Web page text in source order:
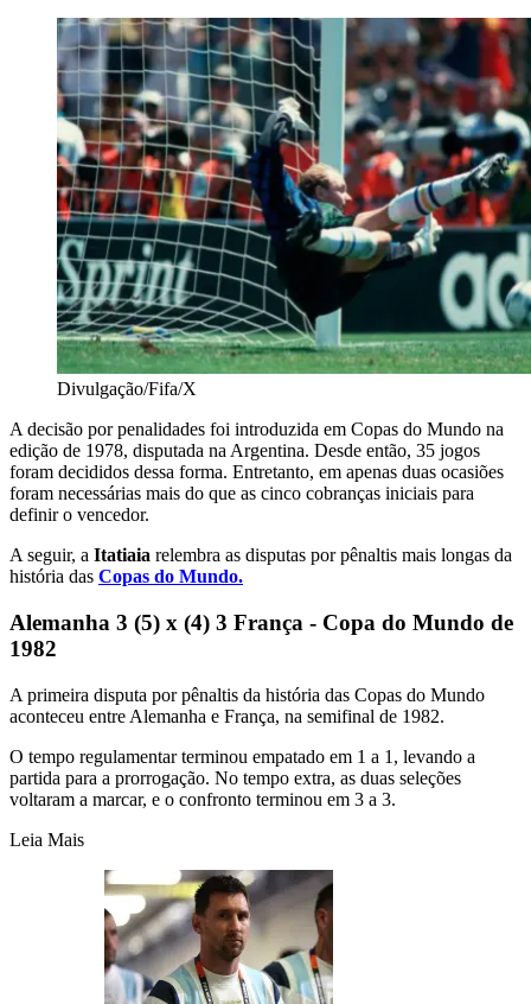
Divulgação/Fifa/X
A decisão por penalidades foi introduzida em Copas do Mundo na
edição de 1978, disputada na Argentina. Desde então, 35 jogos
foram decididos dessa forma. Entretanto, em apenas duas ocasiões
foram necessárias mais do que as cinco cobranças iniciais para
definir o vencedor.
A seguir, a Itatiaia relembra as disputas por pênaltis mais longas da
história das Copas do Mundo.
Alemanha 3 (5) x (4) 3 França - Copa do Mundo de
1982
A primeira disputa por pênaltis da história das Copas do Mundo
aconteceu entre Alemanha e França, na semifinal de 1982.
O tempo regulamentar terminou empatado em 1 a 1, levando a
partida para a prorrogação. No tempo extra, as duas seleções
voltaram a marcar, e o confronto terminou em 3 a 3.
Leia Mais